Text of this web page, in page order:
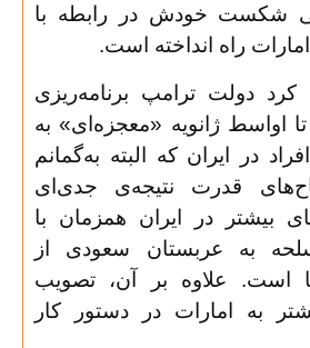
شکست خودش در رابطه با
راه انداخته است.
دولت ترامپ برنامه‌ریزی
اواسط ژانویه «معجزه‌ای» به
در ایران که البته به‌گمانم
قدرت نتیجه‌ی جدی‌ای
بیشتر در ایران همزمان با
به عربستان سعودی از
است. علاوه بر آن، تصویب
به امارات در دستور کار